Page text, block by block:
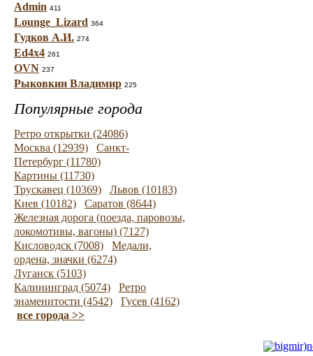
Admin 411
Lounge_Lizard 364
Гудков А.И. 274
Ed4x4 261
OVN 237
Рыковкин Владимир 225
Популярные города
Ретро открытки (24086)
Москва (12939)
Санкт-
Петербург (11780)
Картины (11730)
Трускавец (10369)
Львов (10183)
Киев (10182)
Саратов (8644)
Железная дорога (поезда, паровозы,
локомотивы, вагоны) (7127)
Кисловодск (7008)
Медали,
ордена, значки (6274)
Луганск (5103)
Калининград (5074)
Ретро
знаменитости (4542)
Гусев (4162)
все города >>